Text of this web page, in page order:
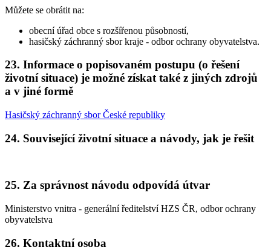
Můžete se obrátit na:
obecní úřad obce s rozšířenou působností,
hasičský záchranný sbor kraje - odbor ochrany obyvatelstva.
23. Informace o popisovaném postupu (o řešení
životní situace) je možné získat také z jiných zdrojů
a v jiné formě
Hasičský záchranný sbor České republiky
24. Související životní situace a návody, jak je řešit
25. Za správnost návodu odpovídá útvar
Ministerstvo vnitra - generální ředitelství HZS ČR, odbor ochrany
obyvatelstva
26. Kontaktní osoba